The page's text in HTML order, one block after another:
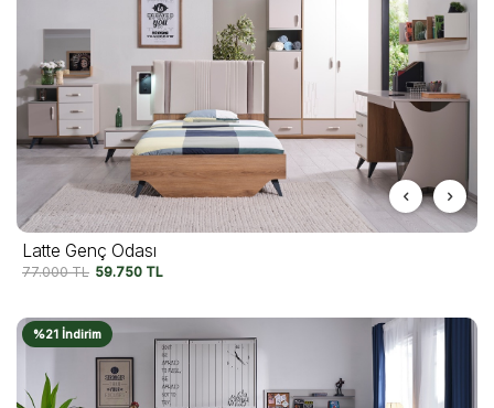
Latte Genç Odası
77.000TL 59.750 TL
%21 İndirim